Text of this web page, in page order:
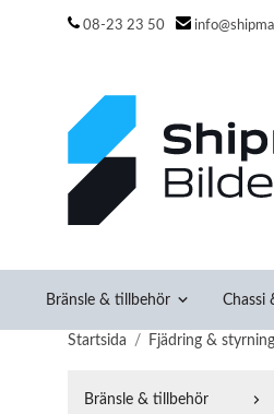
08-23 23 50
Bränsle & tillbehör Chassi
Startsida / Fjädring & styrning
Bränsle & tillbehör